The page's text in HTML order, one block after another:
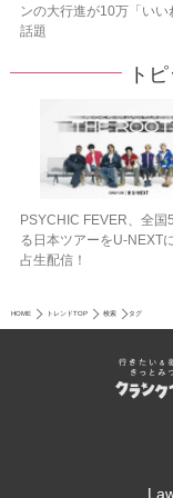
ンの大行進が10万「いい
話題
ト
PSYCHIC FEVER、全国
る日本ツアーをU‐NEXT
占生配信！
HOME トレンドTOP 検索 タグ